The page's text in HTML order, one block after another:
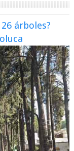
árboles?